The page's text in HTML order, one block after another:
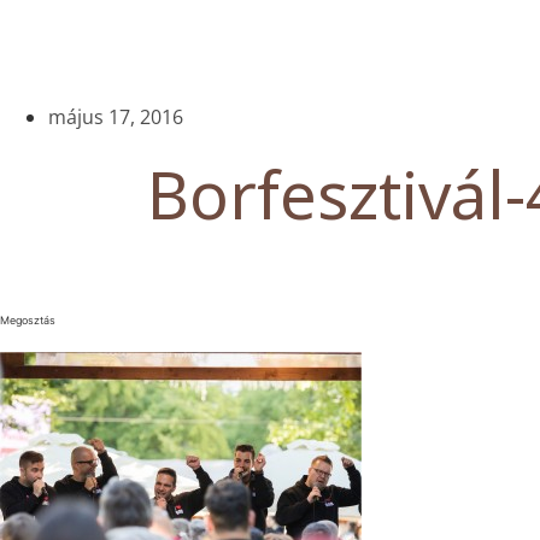
május 17, 2016
Megosztás